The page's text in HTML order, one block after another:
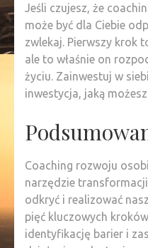
Jeśli czujesz, że
może być dla Ciebie
zwlekaj. Pierwszy krok
ale to właśnie on
życiu. Zainwestuj w
inwestycja, jaką
Coaching rozwoju
narzędzie
odkryć i realizować
pięć kluczowych
identyfikację barier i